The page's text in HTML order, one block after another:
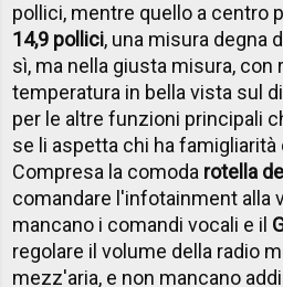
pollici, mentre quello a centro
14,9 pollici, una misura degna
sì, ma nella giusta misura, con
temperatura in bella vista sul
per le altre funzioni principali
se li aspetta chi ha famigliarità
Compresa la comoda rotella
comandare l'infotainment alla
mancano i comandi vocali e il
regolare il volume della radio
mezz'aria, e non mancano